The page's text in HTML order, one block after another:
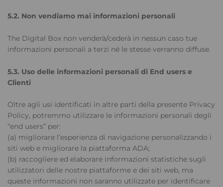
5.2. Non vendiamo mai informazioni personali
The Digital Box non venderà/cederà in nessun caso tue
informazioni personali a terzi né le stesse verranno diffuse.
5.3. Uso delle informazioni personali di End users e
Clienti
Oltre agli usi identificati in altre parti della presente Privacy
Policy, potremmo utilizzare le informazioni personali degli
“end users” per:
(a) migliorare l’esperienza di navigazione personalizzando i
siti web e migliorare la piattaforma ADA;
(b) raccogliere ed elaborare informazioni statistiche sugli
utilizzatori delle nostre piattaforme e dei siti web, ma
queste informazioni non saranno utilizzate per identificare